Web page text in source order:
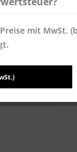
mit MwSt.